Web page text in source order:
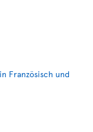
Französisch und